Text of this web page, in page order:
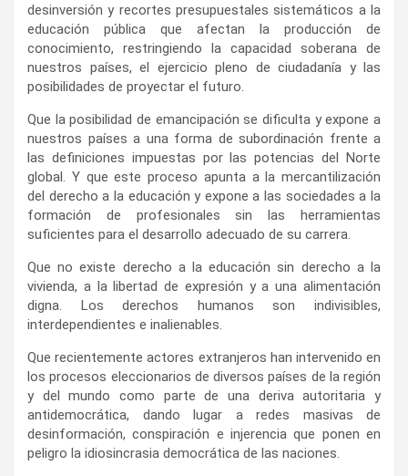
desinversión y recortes presupuestales sistemáticos a la
educación pública que afectan la producción de
conocimiento, restringiendo la capacidad soberana de
nuestros países, el ejercicio pleno de ciudadanía y las
posibilidades de proyectar el futuro.
Que la posibilidad de emancipación se dificulta y expone a
nuestros países a una forma de subordinación frente a
las definiciones impuestas por las potencias del Norte
global. Y que este proceso apunta a la mercantilización
del derecho a la educación y expone a las sociedades a la
formación de profesionales sin las herramientas
suficientes para el desarrollo adecuado de su carrera.
Que no existe derecho a la educación sin derecho a la
vivienda, a la libertad de expresión y a una alimentación
digna. Los derechos humanos son indivisibles,
interdependientes e inalienables.
Que recientemente actores extranjeros han intervenido en
los procesos eleccionarios de diversos países de la región
y del mundo como parte de una deriva autoritaria y
antidemocrática, dando lugar a redes masivas de
desinformación, conspiración e injerencia que ponen en
peligro la idiosincrasia democrática de las naciones.